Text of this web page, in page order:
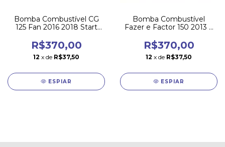
Bomba Combustível CG
125 Fan 2016 2018 Start
R$370,00
12 x de R$37,50
ESPIAR
Bomba Combustível
Fazer e Factor 150 2013 a
R$370,00
12 x de R$37,50
ESPIAR